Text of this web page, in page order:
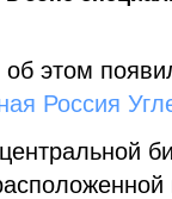
этом
Россия